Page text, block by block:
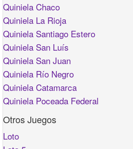
Quiniela Chaco
Quiniela La Rioja
Quiniela Santiago Estero
Quiniela San Luís
Quiniela San Juan
Quiniela Río Negro
Quiniela Catamarca
Quiniela Poceada Federal
Otros Juegos
Loto